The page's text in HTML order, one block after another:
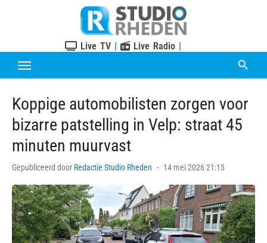
Live TV | Live Radio |
Koppige automobilisten zorgen voor
bizarre patstelling in Velp: straat 45
minuten muurvast
Gepubliceerd door Redactie Studio Rheden
Posted
14 mei 2026 21:15